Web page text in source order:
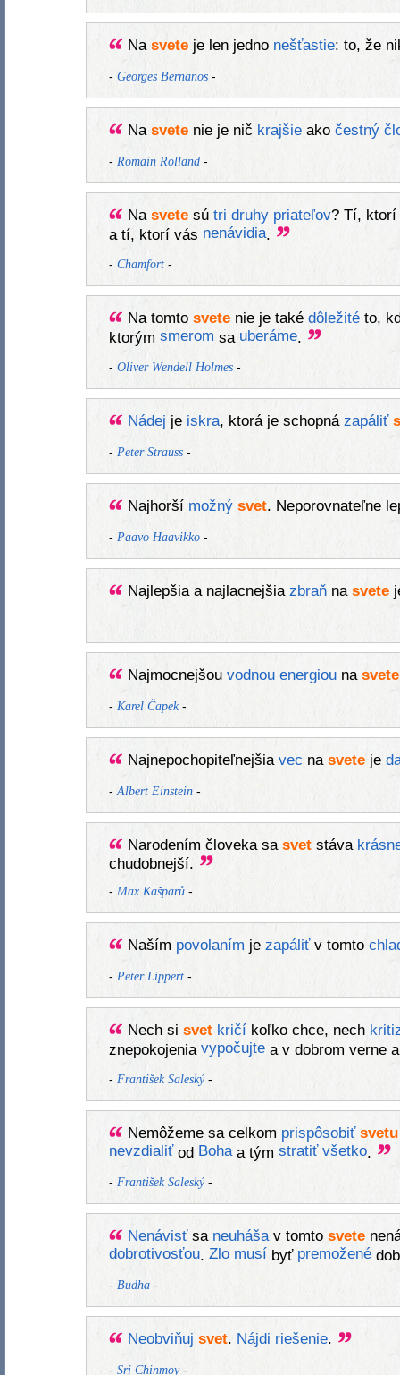
Na sveteje len jedno nešťastie: to, že
- Georges Bernanos-
Na svetenie je nič krajšieako čestný
- Romain Rolland-
Na svetesú tri druhy priateľov? Tí,
a tí, ktorí vás nenávidia.
- Chamfort-
Na tomto svetenie je také dôležitéto,
ktorým smerom sa uberáme.
- Oliver Wendell Holmes-
Nádej je iskra, ktorá je schopná zapáliť
- Peter Strauss-
Najhorší možný svet. Neporovnateľne
- Paavo Haavikko-
Najlepšia a najlacnejšia zbraňna svete
Najmocnejšou vodnou energiouna svete
- Karel Čapek-
Najnepochopiteľnejšia vec na sveteje
- Albert Einstein-
Narodením človeka sa svetstáva
chudobnejší.
- Max Kašparů-
Naším povolaním je zapáliťv tomto
- Peter Lippert-
Nech si svet kričíkoľko chce, nech
znepokojenia vypočujtea v dobrom verne
- František Saleský-
Nemôžeme sa celkom prispôsobiť svetu
nevzdialiťod Bohaa tým stratiť všetko.
- František Saleský-
Nenávisťsa neuhášav tomto svete
dobrotivosťou. Zlo musí byť premožené
- Budha-
Neobviňuj svet. Nájdi riešenie.
- Sri Chinmoy-